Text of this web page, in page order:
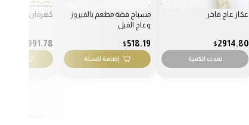
مسباح فضة مطعم بالفيروز
518.19
$
إضافة للسلة
كهرمان محشر
1991.78
إضافة للسلة
عكاز يسر مطعم
1392.63